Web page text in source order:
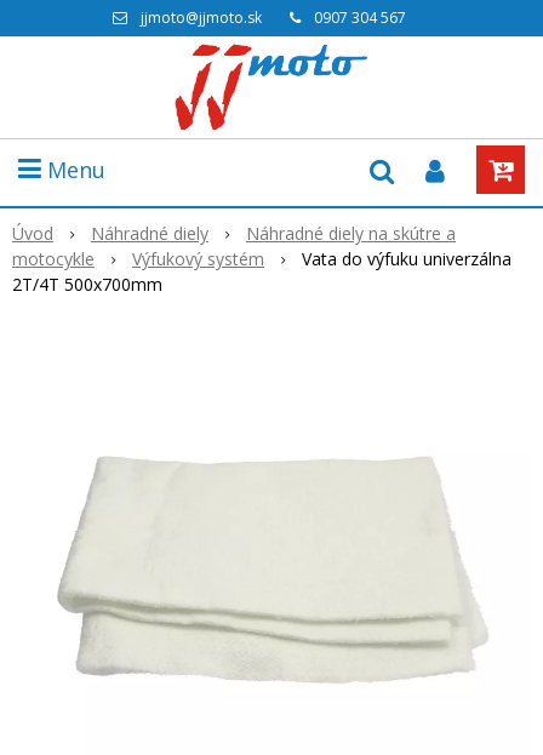
jjmoto@jjmoto.sk 0907 304 567
Menu
Úvod Náhradné diely
Náhradné diely na skútre a
motocykle
Výfukový systém
Vata do výfuku univerzálna
2T/4T 500x700mm